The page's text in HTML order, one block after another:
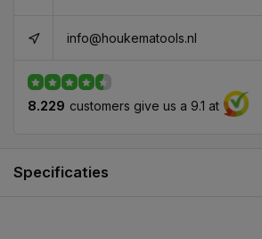
info@houkematools.nl
8.229 customers give us a 9.1 at
Specificaties